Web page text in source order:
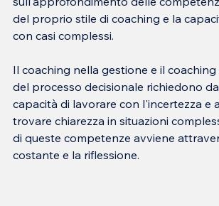
del proprio stile di coaching e la
con casi complessi.
Il coaching nella gestione e il
del processo decisionale richiedono
capacità di lavorare con l'incertezza e
trovare chiarezza in situazioni
di queste competenze avviene
costante e la riflessione.